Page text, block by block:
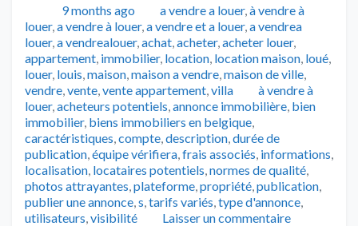
Publié9 months ago Catégories
a vendre a louer,à vendre à
louer,a vendre à louer,a vendre et a louer,a vendrea
louer,a vendrealouer,achat,acheter,acheter louer,
appartement, immobilier, location, location maison, loué,
louer, louis,maison,maison a vendre,maison de ville,
vendre,vente,vente appartement,villa Tags
à vendre à
louer,acheteurs potentiels,annonce immobilière, bien
immobilier, biens immobiliers en belgique,
caractéristiques,compte,description,durée de
publication,équipe vérifiera,frais associés, informations,
localisation, locataires potentiels,normes de qualité,
photos attrayantes,plateforme,propriété,publication,
publier une annonce,s,tarifs variés,type d'annonce,
utilisateurs,visibilité Laisser un commentaire